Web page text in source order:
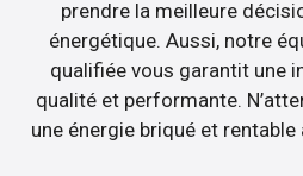
prendre la meilleure
énergétique. Aussi, notre
qualifiée vous garantit une
qualité et performante.
une énergie briqué et